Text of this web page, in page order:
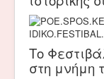
Το
στη μνήμη